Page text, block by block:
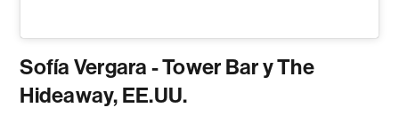
Sofía Vergara - Tower Bar y The
Hideaway, EE.UU.